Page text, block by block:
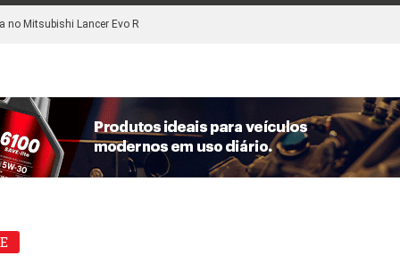
no Mitsubishi Lancer Evo R